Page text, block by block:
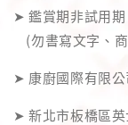
➤ 鑑賞期非試用
(勿書寫文字、
➤ 康廚國際有限
➤ 新北市板橋區